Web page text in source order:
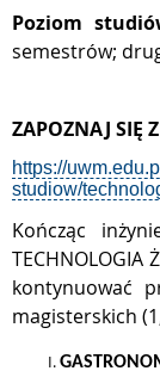
Poziom
semestrów;
ZAPOZNAJ SIĘ
https://
studiow/
Kończąc
TECHNOLOGIA
kontynuować
magisterskich